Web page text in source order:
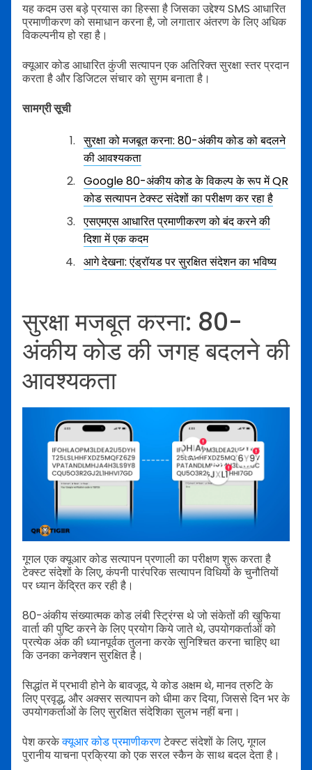
यह कदम उस बड़े प्रयास का हिस्सा है जिसका उद्देश्य SMS आधारित
प्रमाणीकरण को समाधान करना है, जो लगातार अंतरण के लिए अधिक
विकल्पनीय हो रहा है।
क्यूआर कोड आधारित कुंजी सत्यापन एक अतिरिक्त सुरक्षा स्तर प्रदान
करता है और डिजिटल संचार को सुगम बनाता है।
सामग्री सूची
सुरक्षा को मजबूत करना: 80-अंकीय कोड को बदलने
की आवश्यकता
Google 80-अंकीय कोड के विकल्प के रूप में QR
कोड सत्यापन टेक्स्ट संदेशों का परीक्षण कर रहा है
एसएमएस आधारित प्रमाणीकरण को बंद करने की
दिशा में एक कदम
आगे देखना: एंड्रॉयड पर सुरक्षित संदेशन का भविष्य
सुरक्षा मजबूत करना: 80-
अंकीय कोड की जगह बदलने की
आवश्यकता
गूगल एक क्यूआर कोड सत्यापन प्रणाली का परीक्षण शुरू करता है
टेक्स्ट संदेशों के लिए, कंपनी पारंपरिक सत्यापन विधियों के चुनौतियों
पर ध्यान केंद्रित कर रही है।
80-अंकीय संख्यात्मक कोड लंबी स्ट्रिंग्स थे जो संकेतों की खुफिया
वार्ता की पुष्टि करने के लिए प्रयोग किये जाते थे, उपयोगकर्ताओं को
प्रत्येक अंक की ध्यानपूर्वक तुलना करके सुनिश्चित करना चाहिए था
कि उनका कनेक्शन सुरक्षित है।
सिद्धांत में प्रभावी होने के बावजूद, ये कोड अक्षम थे, मानव त्रुटि के
लिए प्रवृद्ध, और अक्सर सत्यापन को धीमा कर दिया, जिससे दिन भर के
उपयोगकर्ताओं के लिए सुरक्षित संदेशिका सुलभ नहीं बना।
पेश करकेक्यूआर कोड प्रमाणीकरणटेक्स्ट संदेशों के लिए, गूगल
पुरानीय याचना प्रक्रिया को एक सरल स्कैन के साथ बदल देता है।